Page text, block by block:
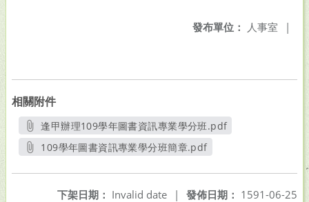
發布單位： 人事室 |
相關附件
逢甲辦理109學年圖書資訊專業學分班.pdf
另開新視窗
109學年圖書資訊專業學分班簡章.pdf
發佈日期： 1591-06-25
下架日期： Invalid date
|